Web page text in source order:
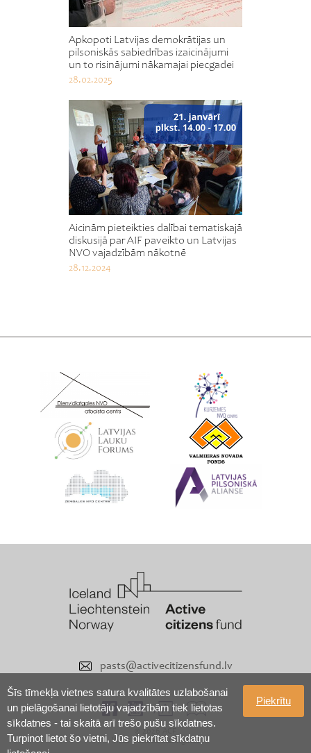
Šīs tīmekļa vietnes satura kvalitātes uzlabošanai
un pielāgošanai lietotāju vajadzībām tiek lietotas
sīkdatnes - tai skaitā arī trešo pušu sīkdatnes.
Turpinot lietot šo vietni, Jūs piekrītat sīkdatņu
Piekrītu
Apkopoti Latvijas demokrātijas un
pilsoniskās sabiedrības izaicinājumi
un to risinājumi nākamajai piecgadei
28.02.2025
Aicinām pieteikties dalībai tematiskajā
diskusijā par AIF paveikto un Latvijas
NVO vajadzībām nākotnē
28.12.2024
pasts@activecitizensfund.lv
Visas tiesības aizsargātas